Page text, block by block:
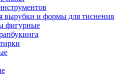
вырубки и формы для тиснения
фигурные